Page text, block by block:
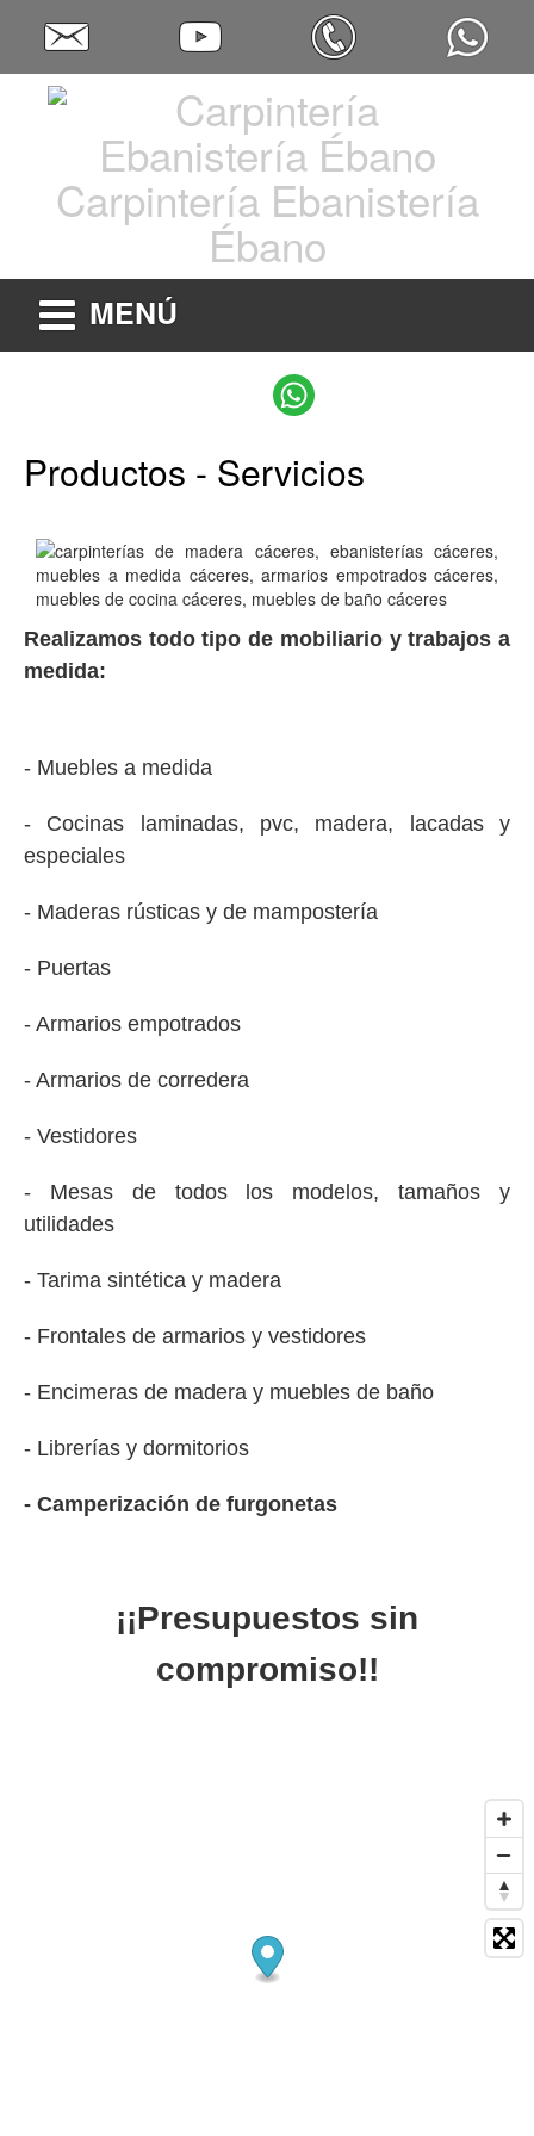
Carpintería Ebanistería
Ébano
MENÚ
Productos - Servicios
Realizamos todo tipo de mobiliario y trabajos a
medida:
- Muebles a medida
- Cocinas laminadas, pvc, madera, lacadas y
especiales
- Maderas rústicas y de mampostería
- Puertas
- Armarios empotrados
- Armarios de corredera
- Vestidores
- Mesas de todos los modelos, tamaños y
utilidades
- Tarima sintética y madera
- Frontales de armarios y vestidores
- Encimeras de madera y muebles de baño
- Librerías y dormitorios
- Camperización de furgonetas
¡¡Presupuestos sin
compromiso!!